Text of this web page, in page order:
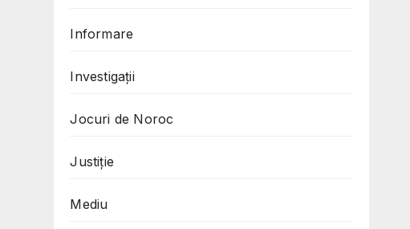
Informare
Investigații
Jocuri de Noroc
Justiție
Mediu